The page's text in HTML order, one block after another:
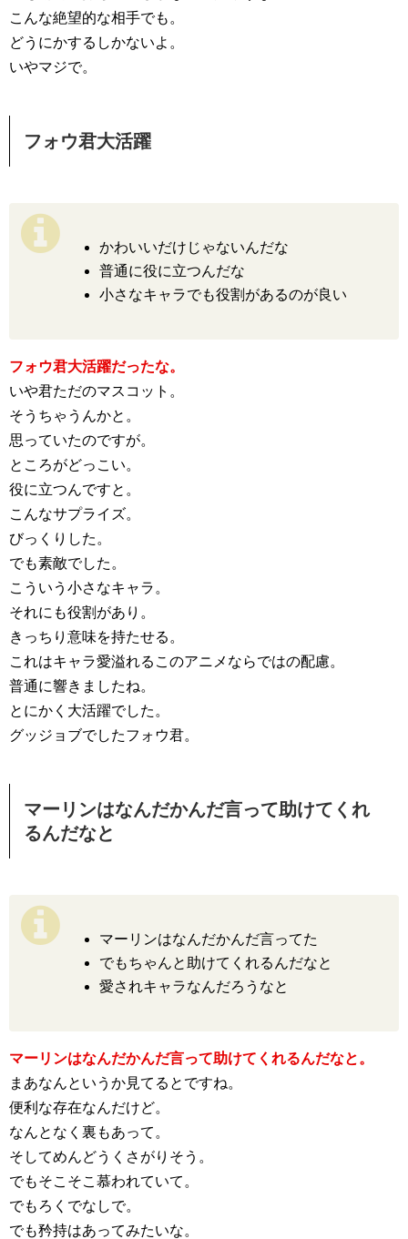
こんな絶望的な相手でも。
どうにかするしかないよ。
いやマジで。
フォウ君大活躍
かわいいだけじゃないんだな
普通に役に立つんだな
小さなキャラでも役割があるのが良い
フォウ君大活躍だったな。
いや君ただのマスコット。
そうちゃうんかと。
思っていたのですが。
ところがどっこい。
役に立つんですと。
こんなサプライズ。
びっくりした。
でも素敵でした。
こういう小さなキャラ。
それにも役割があり。
きっちり意味を持たせる。
これはキャラ愛溢れるこのアニメならではの配慮。
普通に響きましたね。
とにかく大活躍でした。
グッジョブでしたフォウ君。
マーリンはなんだかんだ言って助けてくれ
るんだなと
マーリンはなんだかんだ言ってた
でもちゃんと助けてくれるんだなと
愛されキャラなんだろうなと
マーリンはなんだかんだ言って助けてくれるんだなと。
まあなんというか見てるとですね。
便利な存在なんだけど。
なんとなく裏もあって。
そしてめんどうくさがりそう。
でもそこそこ慕われていて。
でもろくでなしで。
でも矜持はあってみたいな。